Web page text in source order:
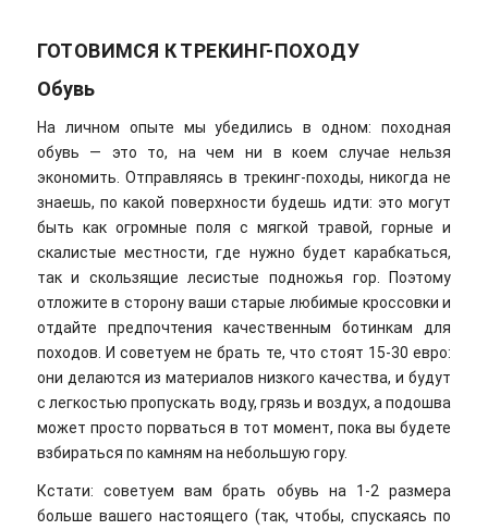
ГОТОВИМСЯ К ТРЕКИНГ-ПОХОДУ
Обувь
На личном опыте мы убедились в одном: походная
обувь — это то, на чем ни в коем случае нельзя
экономить. Отправляясь в трекинг-походы, никогда не
знаешь, по какой поверхности будешь идти: это могут
быть как огромные поля с мягкой травой, горные и
скалистые местности, где нужно будет карабкаться,
так и скользящие лесистые подножья гор. Поэтому
отложите в сторону ваши старые любимые кроссовки и
отдайте предпочтения качественным ботинкам для
походов. И советуем не брать те, что стоят 15-30 евро:
они делаются из материалов низкого качества, и будут
с легкостью пропускать воду, грязь и воздух, а подошва
может просто порваться в тот момент, пока вы будете
взбираться по камням на небольшую гору.
Кстати: советуем вам брать обувь на 1-2 размера
больше вашего настоящего (так, чтобы, спускаясь по